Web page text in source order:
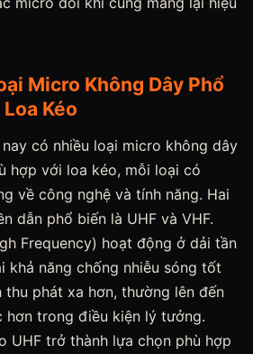
Micro Không Dây Phổ
Kéo
có nhiều loại micro không dây
hợp với loa kéo, mỗi loại có
về công nghệ và tính năng. Hai
dẫn phổ biến là UHF và VHF.
Frequency) hoạt động ở dải tần
khả năng chống nhiễu sóng tốt
thu phát xa hơn, thường lên đến
hơn trong điều kiện lý tưởng.
UHF trở thành lựa chọn phù hợp